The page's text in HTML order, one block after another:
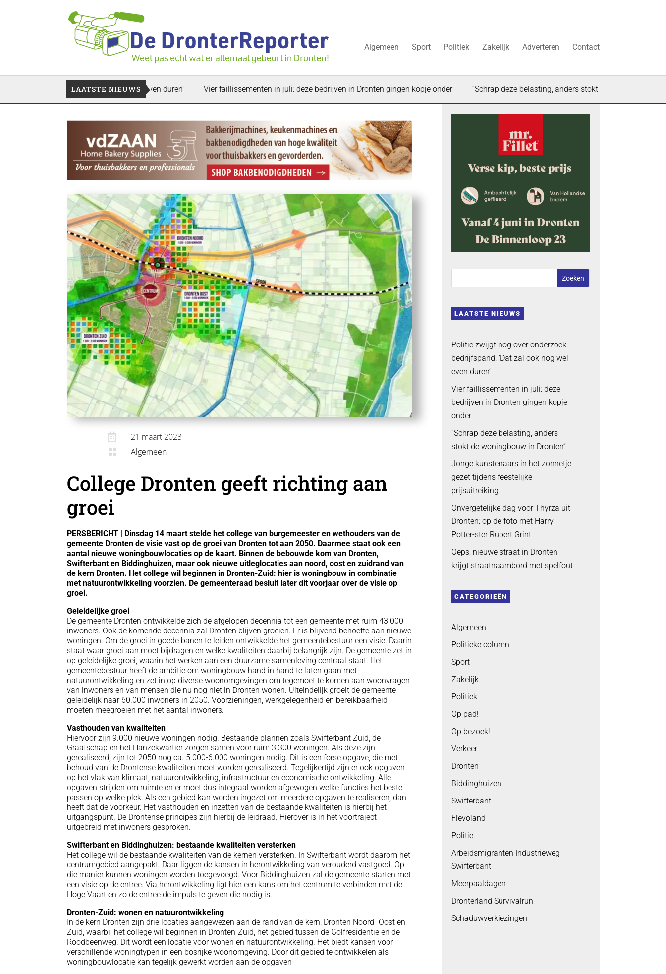
Algemeen Sport Politiek Zakelijk Adverteren Contact
LAATSTE NIEUWS
‘Dat zal ook nog wel even duren’ Vier faillissementen in juli: deze bedrijven in Dronten gingen kopje onder “Schrap deze belasting, anders stokt de woningbouw in Dronten”
 21 maart 2023
 Algemeen
College Dronten geeft richting aan
groei
PERSBERICHT | Dinsdag 14 maart stelde het college van burgemeester en wethouders van de
gemeente Dronten de visie vast op de groei van Dronten tot aan 2050. Daarmee staat ook een
aantal nieuwe woningbouwlocaties op de kaart. Binnen de bebouwde kom van Dronten,
Swifterbant en Biddinghuizen, maar ook nieuwe uitleglocaties aan noord, oost en zuidrand van
de kern Dronten. Het college wil beginnen in Dronten-Zuid: hier is woningbouw in combinatie
met natuurontwikkeling voorzien. De gemeenteraad besluit later dit voorjaar over de visie op
groei.
Geleidelijke groei
De gemeente Dronten ontwikkelde zich de afgelopen decennia tot een gemeente met ruim 43.000
inwoners. Ook de komende decennia zal Dronten blijven groeien. Er is blijvend behoefte aan nieuwe
woningen. Om de groei in goede banen te leiden ontwikkelde het gemeentebestuur een visie. Daarin
staat waar groei aan moet bijdragen en welke kwaliteiten daarbij belangrijk zijn. De gemeente zet in
op geleidelijke groei, waarin het werken aan een duurzame samenleving centraal staat. Het
gemeentebestuur heeft de ambitie om woningbouw hand in hand te laten gaan met
natuurontwikkeling en zet in op diverse woonomgevingen om tegemoet te komen aan woonvragen
van inwoners en van mensen die nu nog niet in Dronten wonen. Uiteindelijk groeit de gemeente
geleidelijk naar 60.000 inwoners in 2050. Voorzieningen, werkgelegenheid en bereikbaarheid
moeten meegroeien met het aantal inwoners.
Vasthouden van kwaliteiten
Hiervoor zijn 9.000 nieuwe woningen nodig. Bestaande plannen zoals Swifterbant Zuid, de
Graafschap en het Hanzekwartier zorgen samen voor ruim 3.300 woningen. Als deze zijn
gerealiseerd, zijn tot 2050 nog ca. 5.000-6.000 woningen nodig. Dit is een forse opgave, die met
behoud van de Drontense kwaliteiten moet worden gerealiseerd. Tegelijkertijd zijn er ook opgaven
op het vlak van klimaat, natuurontwikkeling, infrastructuur en economische ontwikkeling. Alle
opgaven strijden om ruimte en er moet dus integraal worden afgewogen welke functies het beste
passen op welke plek. Als een gebied kan worden ingezet om meerdere opgaven te realiseren, dan
heeft dat de voorkeur. Het vasthouden en inzetten van de bestaande kwaliteiten is hierbij het
uitgangspunt. De Drontense principes zijn hierbij de leidraad. Hierover is in het voortraject
uitgebreid met inwoners gesproken.
Swifterbant en Biddinghuizen: bestaande kwaliteiten versterken
Het college wil de bestaande kwaliteiten van de kernen versterken. In Swifterbant wordt daarom het
centrumgebied aangepakt. Daar liggen de kansen in herontwikkeling van verouderd vastgoed. Op
die manier kunnen woningen worden toegevoegd. Voor Biddinghuizen zal de gemeente starten met
een visie op de entree. Via herontwikkeling ligt hier een kans om het centrum te verbinden met de
Hoge Vaart en zo de entree de impuls te geven die nodig is.
Dronten-Zuid: wonen en natuurontwikkeling
In de kern Dronten zijn drie locaties aangewezen aan de rand van de kern: Dronten Noord- Oost en-
Zuid, waarbij het college wil beginnen in Dronten-Zuid, het gebied tussen de Golfresidentie en de
Roodbeenweg. Dit wordt een locatie voor wonen en natuurontwikkeling. Het biedt kansen voor
verschillende woningtypen in een bosrijke woonomgeving. Door dit gebied te ontwikkelen als
woningbouwlocatie kan tegelijk gewerkt worden aan de opgaven
LAATSTE NIEUWS
Politie zwijgt nog over onderzoek
bedrijfspand: ‘Dat zal ook nog wel
even duren’
Vier faillissementen in juli: deze
bedrijven in Dronten gingen kopje
onder
“Schrap deze belasting, anders
stokt de woningbouw in Dronten”
Jonge kunstenaars in het zonnetje
gezet tijdens feestelijke
prijsuitreiking
Onvergetelijke dag voor Thyrza uit
Dronten: op de foto met Harry
Potter-ster Rupert Grint
Oeps, nieuwe straat in Dronten
krijgt straatnaambord met spelfout
CATEGORIEËN
Algemeen
Politieke column
Sport
Zakelijk
Politiek
Op pad!
Op bezoek!
Verkeer
Dronten
Biddinghuizen
Swifterbant
Flevoland
Politie
Arbeidsmigranten Industrieweg
Swifterbant
Meerpaaldagen
Dronterland Survivalrun
Schaduwverkiezingen